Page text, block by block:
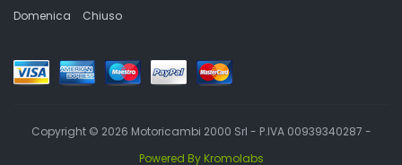
Domenica Chiuso
Copyright © 2026 Motoricambi 2000 Srl - P.IVA 00939340287 -
Powered By Kromolabs